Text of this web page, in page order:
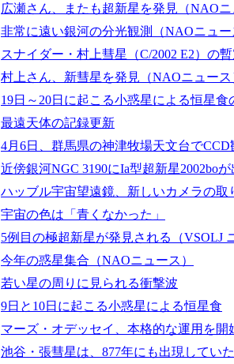
広瀬さん、またも超新星を発見（NAO
非常に遠い銀河の分光観測（NAOニュ
スナイダー・村上彗星（C/2002 E2）の
村上さん、新彗星を発見（NAOニュース
19日～20日に起こる小惑星による恒星食
最遠天体の記録更新
4月6日、群馬県の神津牧場天文台でCCD
近傍銀河NGC 3190にIa型超新星2002bo
ハッブル宇宙望遠鏡、新しいカメラの取
宇宙の色は「青くなかった」
5例目の極超新星が発見される（VSOLJ
今年の惑星集合（NAOニュース）
若い星の周りに見られる衝撃波
9日と10日に起こる小惑星による恒星食
マーズ・オデッセイ、本格的な運用を開
池谷・張彗星は、877年にも出現してい